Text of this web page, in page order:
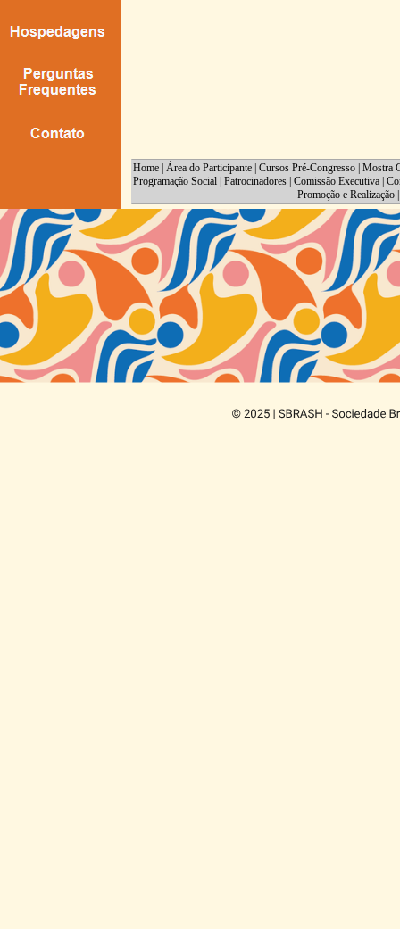
Home Área do Participante Cursos Pré-Congresso Mostra
Programação Social |Patrocinadores |Comissão Executiva |
Promoção e Realização